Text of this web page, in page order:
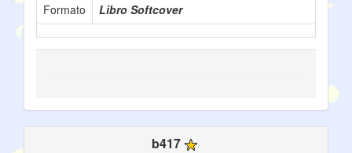
Formato
Libro Softcover
b417